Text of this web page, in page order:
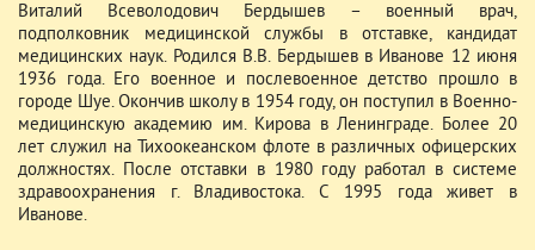
Виталий Всеволодович Бердышев – военный врач,
подполковник медицинской службы в отставке, кандидат
медицинских наук. Родился В.В. Бердышев в Иванове 12 июня
1936 года. Его военное и послевоенное детство прошло в
городе Шуе. Окончив школу в 1954 году, он поступил в Военно-
медицинскую академию им. Кирова в Ленинграде. Более 20
лет служил на Тихоокеанском флоте в различных офицерских
должностях. После отставки в 1980 году работал в системе
здравоохранения г. Владивостока. С 1995 года живет в
Иванове.